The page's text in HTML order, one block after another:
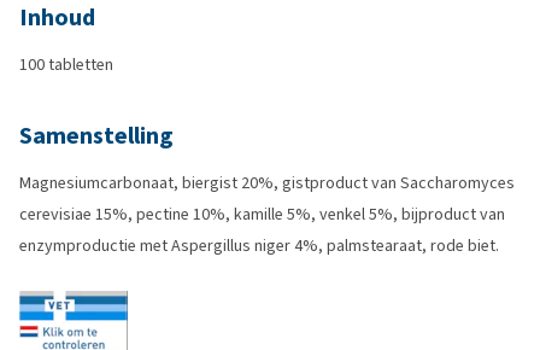
Inhoud
100 tabletten
Samenstelling
Magnesiumcarbonaat, biergist 20%, gistproduct van Saccharomyces
cerevisiae 15%, pectine 10%, kamille 5%, venkel 5%, bijproduct van
enzymproductie met Aspergillus niger 4%, palmstearaat, rode biet.